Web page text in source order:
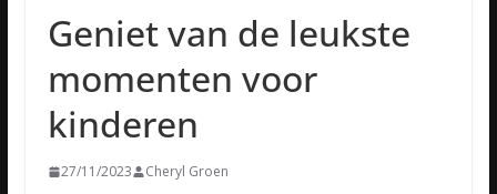
Geniet van de leukste
momenten voor
kinderen
27/11/2023 Cheryl Groen